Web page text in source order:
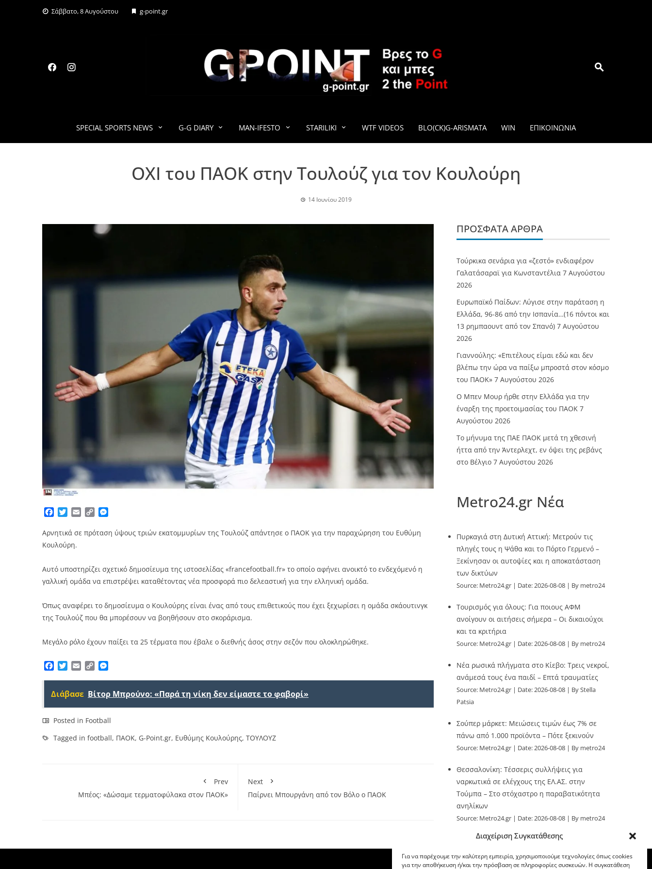
Διαχείριση Συγκατάθεσης
Για να παρέχουμε την καλύτερη εμπειρία, χρησιμοποιούμε τεχνολογίες όπως cookies
για την αποθήκευση ή/και την πρόσβαση σε πληροφορίες συσκευών. Η συγκατάθεση
Σάββατο, 8 Αυγούστου g-point.gr
G-POINT.GR
SPECIAL SPORTS NEWS G-G DIARY MAN-IFESTO STARILIKI WTF VIDEOS BLO(CK)G-ARISMATA WIN ΕΠΙΚΟΙΝΩΝΊΑ
OXI του ΠΑΟΚ στην Τουλούζ για τον Κουλούρη
14 Ιουνίου 2019
Facebook
TwitterEmailCopy
Αρνητικά σε πρόταση ύψους τριών εκατομμυρίων της Τουλούζ απάντησε ο ΠΑΟΚ για την παραχώρηση του Ευθύμη
Κουλούρη.
Αυτό υποστηρίζει σχετικό δημοσίευμα της ιστοσελίδας «francefootball.fr» το οποίο αφήνει ανοικτό το ενδεχόμενό η
γαλλική ομάδα να επιστρέψει καταθέτοντας νέα προσφορά πιο δελεαστική για την ελληνική ομάδα.
Όπως αναφέρει το δημοσίευμα ο Κουλούρης είναι ένας από τους επιθετικούς που έχει ξεχωρίσει η ομάδα σκάουτινγκ
της Τουλούζ που θα μπορέσουν να βοηθήσουν στο σκοράρισμα.
Μεγάλο ρόλο έχουν παίξει τα 25 τέρματα που έβαλε ο διεθνής άσος στην σεζόν που ολοκληρώθηκε.
Facebook
TwitterEmailCopy
Διάβασε Βίτορ Μπρούνο: «Παρά τη νίκη δεν είμαστε το φαβορί»
Posted in Football
Tagged in football, ΠΑΟΚ, G-Point.gr, Ευθύμης Κουλούρης, ΤΟΥΛΟΥΖ
Prev
Μπέος: «Δώσαμε τερματοφύλακα στον ΠΑΟΚ»
Next
Παίρνει Μπουργάνη από τον Βόλο ο ΠΑΟΚ
ΠΡΌΣΦΑΤΑ ΆΡΘΡΑ
Τούρκικα σενάρια για «ζεστό» ενδιαφέρον
Γαλατάσαραϊ για Κωνσταντέλια 7 Αυγούστου
2026
Ευρωπαϊκό Παίδων: Λύγισε στην παράταση η
Ελλάδα, 96-86 από την Ισπανία…(16 πόντοι και
13 ρημπαουντ από τον Σπανό) 7 Αυγούστου
2026
Γιαννούλης: «Επιτέλους είμαι εδώ και δεν
βλέπω την ώρα να παίξω μπροστά στον κόσμο
του ΠΑΟΚ» 7 Αυγούστου 2026
O Mπεν Μουρ ήρθε στην Ελλάδα για την
έναρξη της προετοιμασίας του ΠΑΟΚ 7
Αυγούστου 2026
Το μήνυμα της ΠΑΕ ΠΑΟΚ μετά τη χθεσινή
ήττα από την Άντερλεχτ, εν όψει της ρεβάνς
στο Βέλγιο 7 Αυγούστου 2026
Metro24.gr Νέα
Πυρκαγιά στη Δυτική Αττική: Μετρούν τις
πληγές τους η Ψάθα και το Πόρτο Γερμενό –
Ξεκίνησαν οι αυτοψίες και η αποκατάσταση
των δικτύων
Source: Metro24.gr Date: 2026-08-08 By metro24
Τουρισμός για όλους: Για ποιους ΑΦΜ
ανοίγουν οι αιτήσεις σήμερα – Οι δικαιούχοι
και τα κριτήρια
Source: Metro24.gr Date: 2026-08-08 By metro24
Νέα ρωσικά πλήγματα στο Κίεβο: Τρεις νεκροί,
ανάμεσά τους ένα παιδί – Επτά τραυματίες
Source: Metro24.gr Date: 2026-08-08
By Stella
Patsia
Σούπερ μάρκετ: Μειώσεις τιμών έως 7% σε
πάνω από 1.000 προϊόντα – Πότε ξεκινούν
Source: Metro24.gr Date: 2026-08-08 By metro24
Θεσσαλονίκη: Τέσσερις συλλήψεις για
ναρκωτικά σε ελέγχους της ΕΛ.ΑΣ. στην
Τούμπα – Στο στόχαστρο η παραβατικότητα
ανηλίκων
Source: Metro24.gr Date: 2026-08-08 By metro24